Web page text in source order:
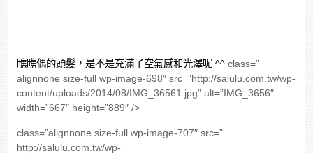
瞧瞧偶的頭髮，是不是充滿了空氣感和光澤呢 ^^class=”
alignnone size-full wp-image-698″ src=”http://salulu.com.tw/wp-
content/uploads/2014/08/IMG_36561.jpg” alt=”IMG_3656″
width=”667″ height=”889″ />
class=”alignnone size-full wp-image-707″ src=”
http://salulu.com.tw/wp-